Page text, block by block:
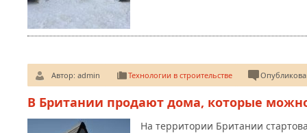
Автор: admin Технологии в строительстве
В Британии продают дома, которые можно
На территории Британии